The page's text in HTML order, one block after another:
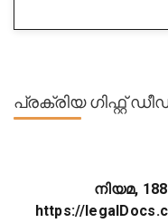
പ്രക്രിയഗിഫ്റ്റ്
നിയമ,
https://